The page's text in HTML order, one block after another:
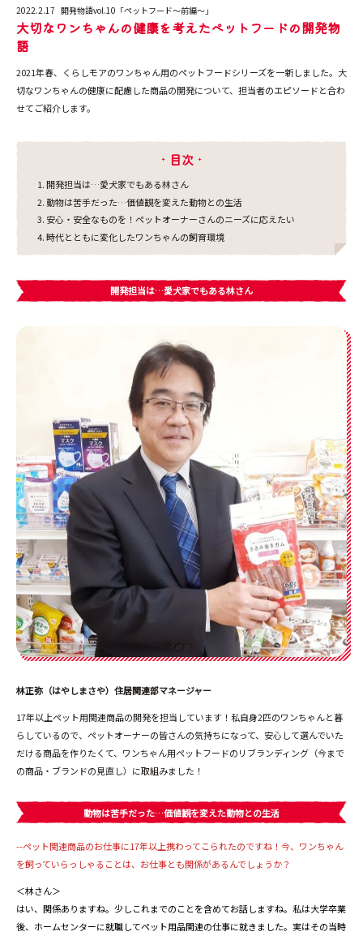
2022.2.17 開発物語vol.10「ペットフード～前編～」
大切なワンちゃんの健康を考えたペットフードの開発物
語
2021年春、くらしモアのワンちゃん用のペットフードシリーズを一新しました。大
切なワンちゃんの健康に配慮した商品の開発について、担当者のエピソードと合わ
せてご紹介します。
目次
開発担当は…愛犬家でもある林さん
動物は苦手だった…価値観を変えた動物との生活
安心・安全なものを！ペットオーナーさんのニーズに応えたい
時代とともに変化したワンちゃんの飼育環境
開発担当は…愛犬家でもある林さん
林正弥（はやしまさや）住居関連部マネージャー
17年以上ペット用関連商品の開発を担当しています！私自身2匹のワンちゃんと暮
らしているので、ペットオーナーの皆さんの気持ちになって、安心して選んでいた
だける商品を作りたくて、ワンちゃん用ペットフードのリブランディング（今まで
の商品・ブランドの見直し）に取組みました！
動物は苦手だった…価値観を変えた動物との生活
--ペット関連商品のお仕事に17年以上携わってこられたのですね！今、ワンちゃん
を飼っていらっしゃることは、お仕事とも関係があるんでしょうか？
＜林さん＞
はい、関係ありますね。少しこれまでのことを含めてお話しますね。私は大学卒業
後、ホームセンターに就職してペット用品関連の仕事に就きました。実はその当時